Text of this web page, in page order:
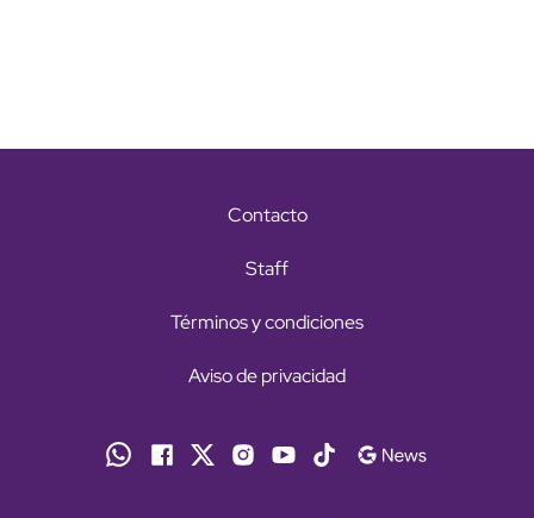
Contacto
Staff
Términos y condiciones
Aviso de privacidad